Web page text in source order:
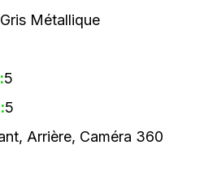
Gris Métallique
5
5
Arrière, Caméra 360